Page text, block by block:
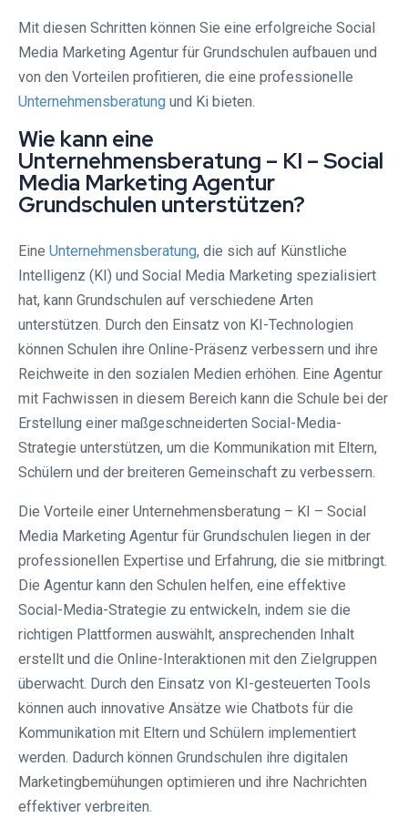
Mit diesen Schritten können Sie eine erfolgreiche Social
Media Marketing Agentur für Grundschulen aufbauen und
von den Vorteilen profitieren, die eine professionelle
Unternehmensberatung und Ki bieten.
Wie kann eine
Unternehmensberatung – KI – Social
Media Marketing Agentur
Grundschulen unterstützen?
Eine Unternehmensberatung, die sich auf Künstliche
Intelligenz (KI) und Social Media Marketing spezialisiert
hat, kann Grundschulen auf verschiedene Arten
unterstützen. Durch den Einsatz von KI-Technologien
können Schulen ihre Online-Präsenz verbessern und ihre
Reichweite in den sozialen Medien erhöhen. Eine Agentur
mit Fachwissen in diesem Bereich kann die Schule bei der
Erstellung einer maßgeschneiderten Social-Media-
Strategie unterstützen, um die Kommunikation mit Eltern,
Schülern und der breiteren Gemeinschaft zu verbessern.
Die Vorteile einer Unternehmensberatung – KI – Social
Media Marketing Agentur für Grundschulen liegen in der
professionellen Expertise und Erfahrung, die sie mitbringt.
Die Agentur kann den Schulen helfen, eine effektive
Social-Media-Strategie zu entwickeln, indem sie die
richtigen Plattformen auswählt, ansprechenden Inhalt
erstellt und die Online-Interaktionen mit den Zielgruppen
überwacht. Durch den Einsatz von KI-gesteuerten Tools
können auch innovative Ansätze wie Chatbots für die
Kommunikation mit Eltern und Schülern implementiert
werden. Dadurch können Grundschulen ihre digitalen
Marketingbemühungen optimieren und ihre Nachrichten
effektiver verbreiten.